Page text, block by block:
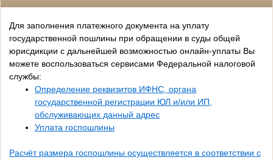
Для заполнения платежного документа на уплату
государственной пошлины при обращении в суды общей
юрисдикции с дальнейшей возможностью онлайн-уплаты Вы
можете воспользоваться сервисами Федеральной налоговой
службы:
Определение реквизитов ИФНС, органа
государственной регистрации ЮЛ и/или ИП,
обслуживающих данный адрес
Уплата госпошлины
Расчёт размера госпошлины осуществляется в соответствии с